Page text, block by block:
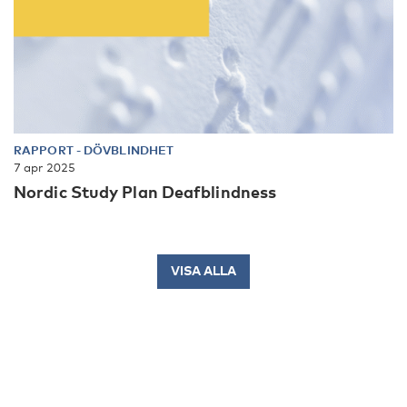
RAPPORT- DÖVBLINDHET
7 apr 2025
Nordic Study Plan Deafblindness
VISA ALLA